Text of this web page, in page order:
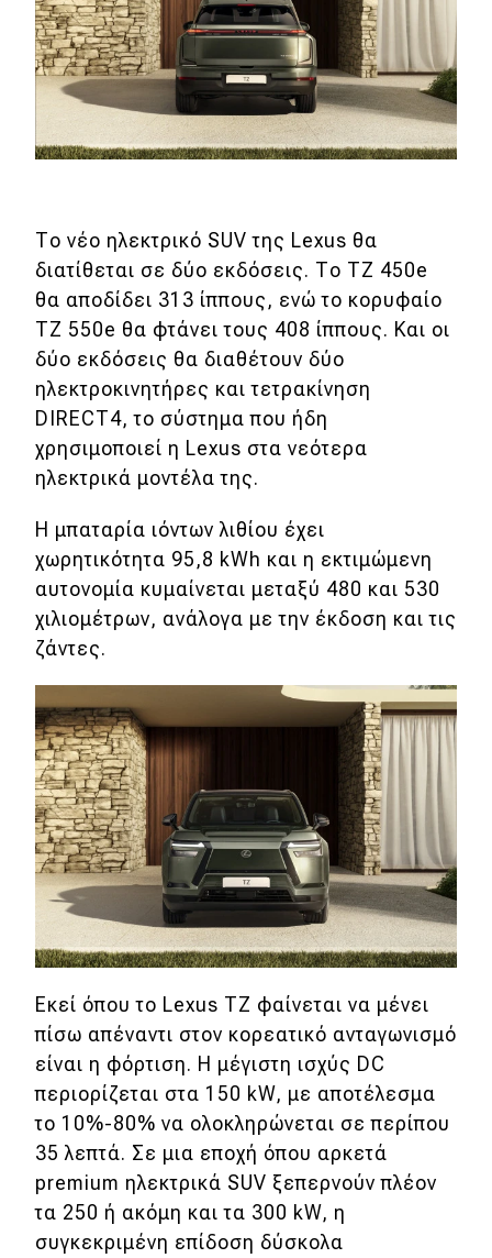
Το νέο ηλεκτρικό SUV της Lexus θα
διατίθεται σε δύο εκδόσεις. Το TZ 450e
θα αποδίδει 313 ίππους, ενώ το κορυφαίο
TZ 550e θα φτάνει τους 408 ίππους. Και οι
δύο εκδόσεις θα διαθέτουν δύο
ηλεκτροκινητήρες και τετρακίνηση
DIRECT4, το σύστημα που ήδη
χρησιμοποιεί η Lexus στα νεότερα
ηλεκτρικά μοντέλα της.
Η μπαταρία ιόντων λιθίου έχει
χωρητικότητα 95,8 kWh και η εκτιμώμενη
αυτονομία κυμαίνεται μεταξύ 480 και 530
χιλιομέτρων, ανάλογα με την έκδοση και τις
ζάντες.
Εκεί όπου το Lexus TZ φαίνεται να μένει
πίσω απέναντι στον κορεατικό ανταγωνισμό
είναι η φόρτιση. Η μέγιστη ισχύς DC
περιορίζεται στα 150 kW, με αποτέλεσμα
το 10%-80% να ολοκληρώνεται σε περίπου
35 λεπτά. Σε μια εποχή όπου αρκετά
premium ηλεκτρικά SUV ξεπερνούν πλέον
τα 250 ή ακόμη και τα 300 kW, η
συγκεκριμένη επίδοση δύσκολα